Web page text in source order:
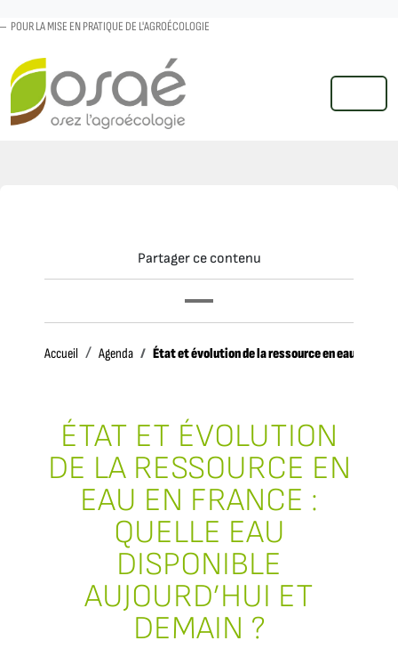
POUR LA MISE EN PRATIQUE DE L'AGROÉCOLOGIE
MENU
Partager ce contenu
Accueil AccueilAgenda État et évolution de la ressource en eau en
ÉTAT ET ÉVOLUTION
DE LA RESSOURCE EN
EAU EN FRANCE :
QUELLE EAU
DISPONIBLE
AUJOURD’HUI ET
DEMAIN ?